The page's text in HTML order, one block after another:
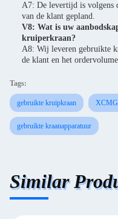
A7: De levertijd is volgens
van de klant gepland.
V8: Wat is uw
kruiperkraan?
A8: Wij leveren gebruikte
de klant en het
Tags:
gebruikte kruipkraan XCMG
gebruikte kraanapparatuur
Similar